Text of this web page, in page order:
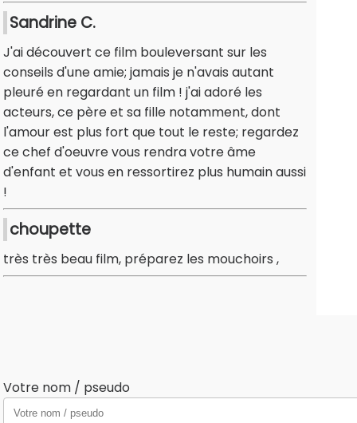
Sandrine C.
J'ai découvert ce film bouleversant sur les
conseils d'une amie; jamais je n'avais autant
pleuré en regardant un film ! j'ai adoré les
acteurs, ce père et sa fille notamment, dont
l'amour est plus fort que tout le reste; regardez
ce chef d'oeuvre vous rendra votre âme
d'enfant et vous en ressortirez plus humain aussi
!
choupette
très très beau film, préparez les mouchoirs ,
Votre nom / pseudo